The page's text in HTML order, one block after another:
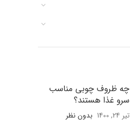
چه ظروف چوبی مناسب
سرو غذا هستند؟
تیر 24, 1400 بدون نظر